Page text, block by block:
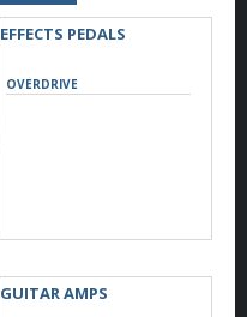
EFFECTS PEDALS
OVERDRIVE
GUITAR AMPS